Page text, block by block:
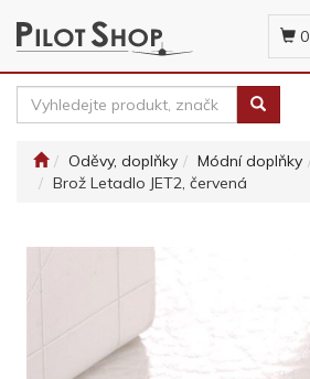
0
Oděvy, doplňky Módní doplňky
Brož Letadlo JET2, červená